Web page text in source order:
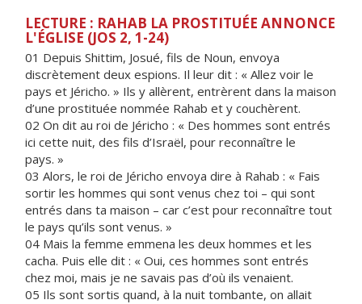
LECTURE : RAHAB LA PROSTITUÉE ANNONCE
L'ÉGLISE (JOS 2, 1-24)
01 Depuis Shittim, Josué, fils de Noun, envoya
discrètement deux espions. Il leur dit : « Allez voir le
pays et Jéricho. » Ils y allèrent, entrèrent dans la maison
d’une prostituée nommée Rahab et y couchèrent.
02 On dit au roi de Jéricho : « Des hommes sont entrés
ici cette nuit, des fils d’Israël, pour reconnaître le
pays. »
03 Alors, le roi de Jéricho envoya dire à Rahab : « Fais
sortir les hommes qui sont venus chez toi – qui sont
entrés dans ta maison – car c’est pour reconnaître tout
le pays qu’ils sont venus. »
04 Mais la femme emmena les deux hommes et les
cacha. Puis elle dit : « Oui, ces hommes sont entrés
chez moi, mais je ne savais pas d’où ils venaient.
05 Ils sont sortis quand, à la nuit tombante, on allait